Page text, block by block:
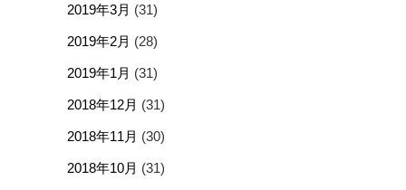
2019年3月 (31)
2019年2月 (28)
2019年1月 (31)
2018年12月 (31)
2018年11月 (30)
2018年10月 (31)